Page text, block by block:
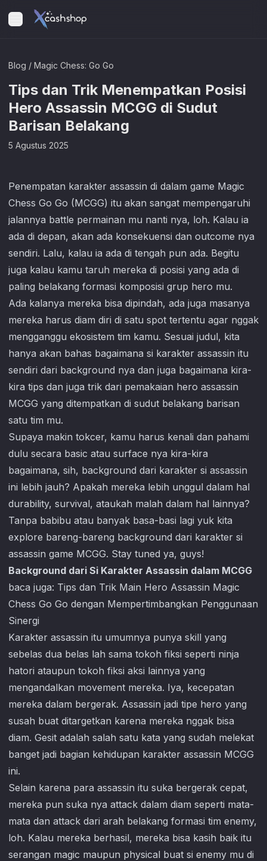
Blog / Magic Chess: Go Go
Tips dan Trik Menempatkan Posisi
Hero Assassin MCGG di Sudut
Barisan Belakang
5 Agustus 2025
Penempatan karakter assassin di dalam game Magic
Chess Go Go (MCGG) itu akan sangat mempengaruhi
jalannya battle permainan mu nanti nya, loh. Kalau ia
ada di depan, akan ada konsekuensi dan outcome nya
sendiri. Lalu, kalau ia ada di tengah pun ada. Begitu
juga kalau kamu taruh mereka di posisi yang ada di
paling belakang formasi komposisi grup hero mu.
Ada kalanya mereka bisa dipindah, ada juga masanya
mereka harus diam diri di satu spot tertentu agar nggak
mengganggu ekosistem tim kamu. Sesuai judul, kita
hanya akan bahas bagaimana si karakter assassin itu
sendiri dari background nya dan juga bagaimana kira-
kira tips dan juga trik dari pemakaian hero assassin
MCGG yang ditempatkan di sudut belakang barisan
satu tim mu.
Supaya makin tokcer, kamu harus kenali dan pahami
dulu secara basic atau surface nya kira-kira
bagaimana, sih, background dari karakter si assassin
ini lebih jauh? Apakah mereka lebih unggul dalam hal
durability, survival, ataukah malah dalam hal lainnya?
Tanpa babibu atau banyak basa-basi lagi yuk kita
explore bareng-bareng background dari karakter si
assassin game MCGG. Stay tuned ya, guys!
Background dari Si Karakter Assassin dalam MCGG
baca juga: Tips dan Trik Main Hero Assassin Magic
Chess Go Go dengan Mempertimbangkan Penggunaan
Sinergi
Karakter assassin itu umumnya punya skill yang
sebelas dua belas lah sama tokoh fiksi seperti ninja
hatori ataupun tokoh fiksi aksi lainnya yang
mengandalkan movement mereka. Iya, kecepatan
mereka dalam bergerak. Assassin jadi tipe hero yang
susah buat ditargetkan karena mereka nggak bisa
diam. Gesit adalah salah satu kata yang sudah melekat
banget jadi bagian kehidupan karakter assassin MCGG
ini.
Selain karena para assassin itu suka bergerak cepat,
mereka pun suka nya attack dalam diam seperti mata-
mata dan attack dari arah belakang formasi tim enemy,
loh. Kalau mereka berhasil, mereka bisa kasih baik itu
serangan magic maupun physical buat si enemy mu di